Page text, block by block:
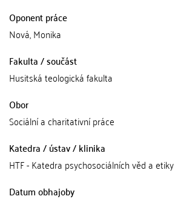
Oponent práce
Nová, Monika
Fakulta / součást
Husitská teologická fakulta
Obor
Sociální a charitativní práce
Katedra / ústav / klinika
HTF - Katedra psychosociálních věd a etiky
Datum obhajoby